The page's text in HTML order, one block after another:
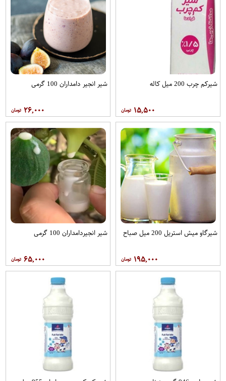
شیرکم چرب 200 میل کاله
۱۵,۵۰۰
شیر انجیر دامداران 100 گرمی
۲۶,۰۰۰
شیرگاو میش استریل 200 میل صباح
۱۹۵,۰۰۰
شیر انجیردامداران 100 گرمی
۶۵,۰۰۰